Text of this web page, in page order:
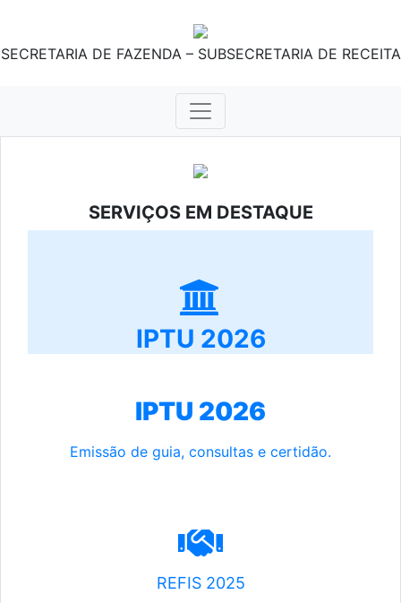
SECRETARIA DE FAZENDA – SUBSECRETARIA DE RECEITA
SERVIÇOS EM DESTAQUE
IPTU 2026
IPTU 2026
Emissão de guia, consultas e certidão.
REFIS 2025